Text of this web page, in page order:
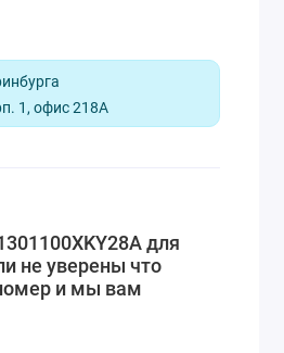
1, офис 218А
для
не уверены что
и мы вам